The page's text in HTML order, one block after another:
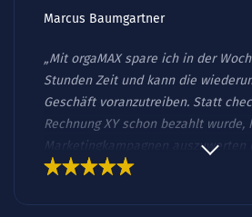
Marcus Baumgartner
„Mit orgaMAX spare ich in der
Stunden Zeit und kann die
Geschäft voranzutreiben. Statt
Rechnung XY schon bezahlt
Marketingkampagnen auszuwerten
Familie zu verbringen. Wenn du